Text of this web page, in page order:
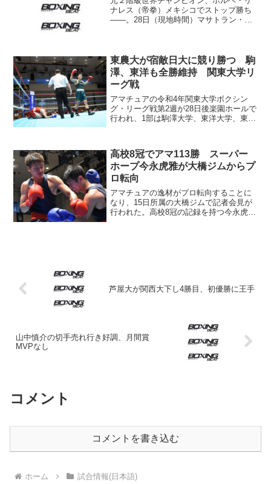
ナレス（帝拳）メキシコでストップ勝ち
――。28日（現地時間）マサトラン・イ
ドゥゴ（メキシコ）に...
東農大が宿敵日大に競り勝つ 駒
澤、東洋も全勝維持 関東大学リ
ーグ戦
アマチュアの令和4年関東大学ボクシン
グ・リーグ戦第2週が28日後楽園ホールで
行われ、1部は駒澤大学、東洋大学、東京
大学に7-2、2019年の初優勝校・東洋大は
中央大学...
高校8冠でアマ113勝 スーパー
ホープ今永虎雅が大橋ジムからプ
ロ転向
アマチュアの逸材がプロ転向することに
なり、15日所属の大橋ジムで記者会見が
行われた。高校8冠の記録を持つ今永虎雅
芦屋大が関西大下し4勝目、初優勝に王手
山中慎介の切手売れ行き好調、月間賞
MVPなし
コメント
コメントを書き込む
ホーム 試合情報(日本語)